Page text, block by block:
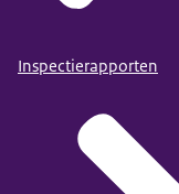
Inspectierapporten